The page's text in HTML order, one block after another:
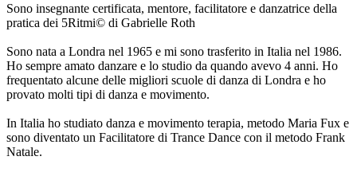
Sono insegnante certificata, mentore, facilitatore e danzatrice della
pratica dei 5Ritmi© di Gabrielle Roth
Sono nata a Londra nel 1965 e mi sono trasferito in Italia nel 1986.
Ho sempre amato danzare e lo studio da quando avevo 4 anni. Ho
frequentato alcune delle migliori scuole di danza di Londra e ho
provato molti tipi di danza e movimento.
In Italia ho studiato danza e movimento terapia, metodo Maria Fux e
sono diventato un Facilitatore di Trance Dance con il metodo Frank
Natale.